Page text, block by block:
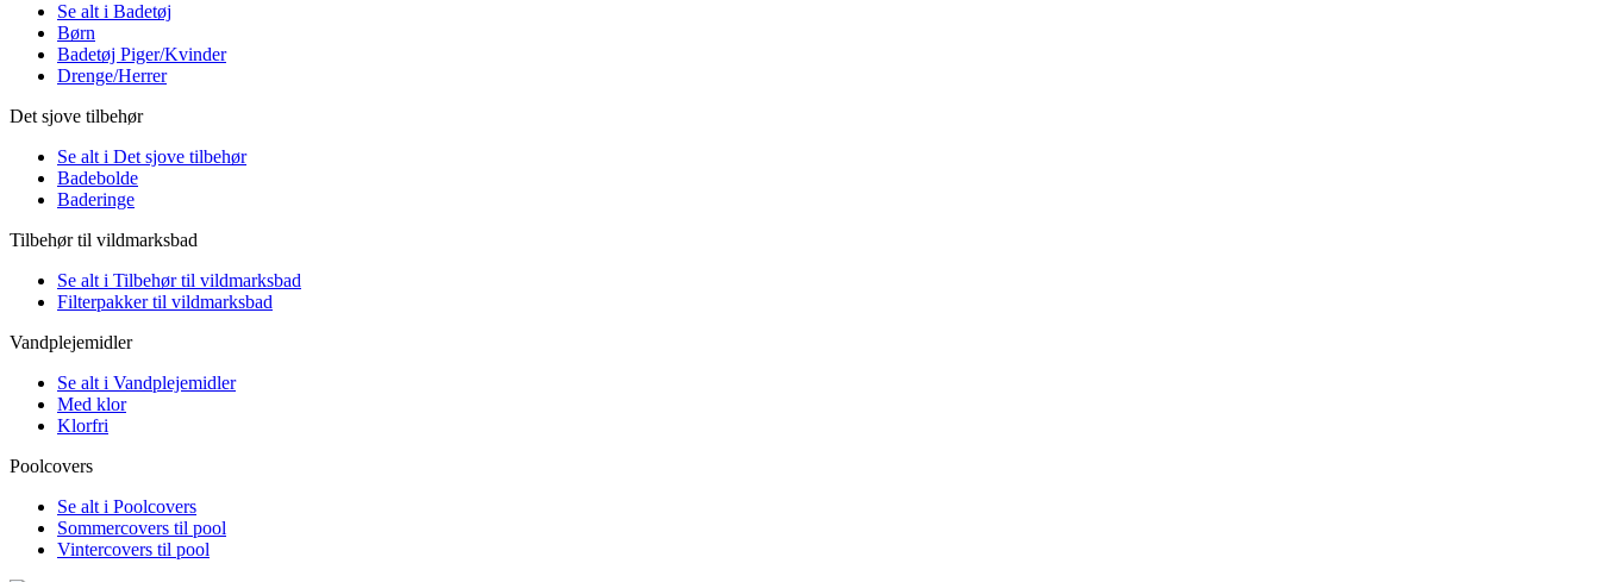
Se alt i Badetøj
Børn
Badetøj Piger/Kvinder
Drenge/Herrer
Det sjove tilbehør
Se alt i Det sjove tilbehør
Badebolde
Baderinge
Tilbehør til vildmarksbad
Se alt i Tilbehør til vildmarksbad
Filterpakker til vildmarksbad
Vandplejemidler
Se alt i Vandplejemidler
Med klor
Klorfri
Poolcovers
Se alt i Poolcovers
Sommercovers til pool
Vintercovers til pool